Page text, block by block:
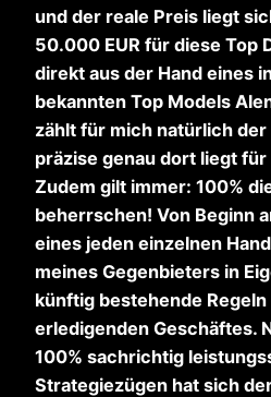
und der reale Preis liegt
50.000 EUR für diese Top
direkt aus der Hand eines
bekannten Top Models
zählt für mich natürlich
präzise genau dort liegt
Zudem gilt immer: 100%
beherrschen! Von Beginn
eines jeden einzelnen
meines Gegenbieters in
künftig bestehende
erledigenden Geschäftes.
100% sachrichtig
Strategiezügen hat sich